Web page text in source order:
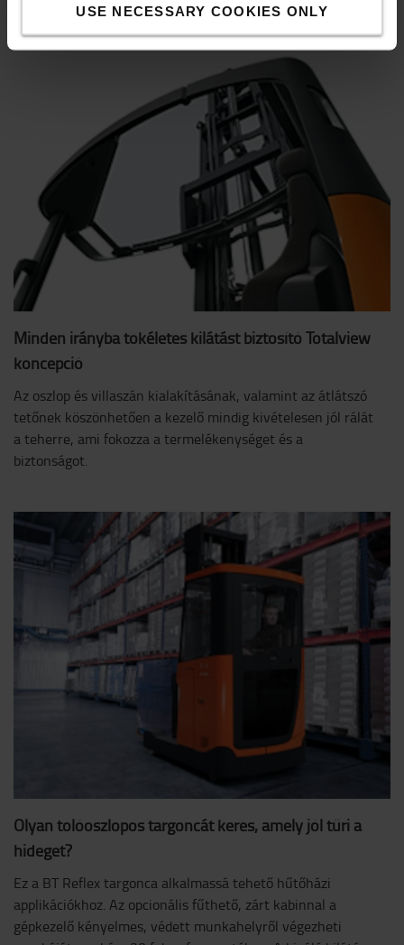
USE NECESSARY COOKIES ONLY
Minden irányba tökéletes kilátást biztosító Totalview
koncepció
Az oszlop és villaszán kialakításának, valamint az átlátszó
tetőnek köszönhetően a kezelő mindig kivételesen jól rálát
a teherre, ami fokozza a termelékenységet és a
biztonságot.
Olyan tolóoszlopos targoncát keres, amely jól tűri a
hideget?
Ez a BT Reflex targonca alkalmassá tehető hűtőházi
applikációkhoz. Az opcionális fűthető, zárt kabinnal a
gépkezelő kényelmes, védett munkahelyről végezheti